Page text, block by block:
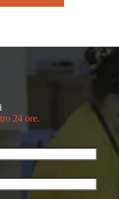
24 ore.